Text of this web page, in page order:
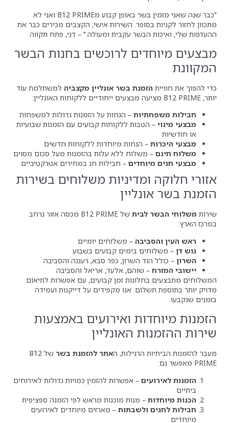
"כבר שנה שאני מזמין בשר באופן קבוע מB12 PRIME ואני לא
השירות אישי, הקצבים מכירים כבר את
עקבית ומעולה." – דני, פתח תקווה
לרוכשים בחנות הבשר
בשר אונליין מקצביהלמשתלמת עוד
– הנחות על הזמנות גדולות למשפחות
ללקוחות קבועים עם הזמנות שבועיות
הנחות מיוחדות ללקוחות חדשים
ללא עלות בהזמנות מעל סכום מסוים
– חבילות חג במחירים אטרקטיביים
משלוחים בשירות
של B12 PRIME מכסה אזור נרחב
– משלוחים יומיים
בימים קבועים בשבוע
השרון, כפר סבא, רעננה והסביבה
שוהם, אלעד, אריאל והסביבה
זמן קבועים, עם אפשרות לתיאום
אנו מקפידים על דייקנות ועמידה
ואירועים באמצעות
האונליין
הרגילות, האתר להזמנת בשר של B12
– אפשרות להזמין כמויות גדולות לאירוחים
– מנות מוכנות מראש לפי הזמנה ספציפית
– מארזים מיוחדים לאירועים